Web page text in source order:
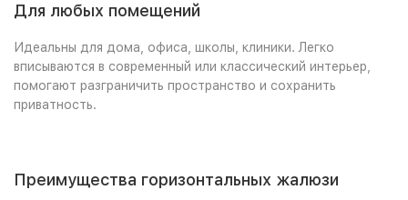
Для любых помещений
Идеальны для дома, офиса, школы, клиники. Легко
вписываются в современный или классический интерьер,
помогают разграничить пространство и сохранить
приватность.
Преимущества горизонтальных жалюзи